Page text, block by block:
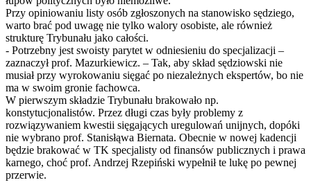
Przy opiniowaniu listy osób zgłoszonych na stanowisko sędziego,
warto brać pod uwagę nie tylko walory osobiste, ale również
strukturę Trybunału jako całości.
- Potrzebny jest swoisty parytet w odniesieniu do specjalizacji –
zaznaczył prof. Mazurkiewicz. – Tak, aby skład sędziowski nie
musiał przy wyrokowaniu sięgać po niezależnych ekspertów, bo nie
ma w swoim gronie fachowca.
W pierwszym składzie Trybunału brakowało np.
konstytucjonalistów. Przez długi czas były problemy z
rozwiązywaniem kwestii sięgających uregulowań unijnych, dopóki
nie wybrano prof. Stanisłąwa Biernata. Obecnie w nowej kadencji
będzie brakować w TK specjalisty od finansów publicznych i prawa
karnego, choć prof. Andrzej Rzepiński wypełnił te lukę po pewnej
przerwie.